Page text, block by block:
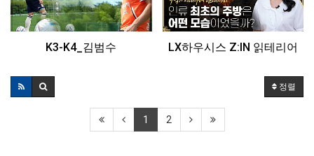
K3-K4_김범수 LX하우시스 Z:IN 읽테리어
정렬
1 2